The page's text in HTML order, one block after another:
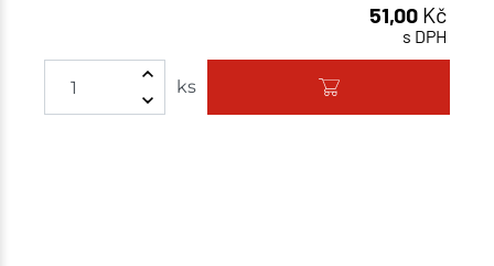
51,00 Kč
s DPH
ks